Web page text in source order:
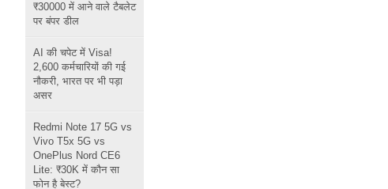
₹30000 में आने वाले टैबलेट
पर बंपर डील
AI की चपेट में Visa!
2,600 कर्मचारियों की गई
नौकरी, भारत पर भी पड़ा
असर
Redmi Note 17 5G vs
Vivo T5x 5G vs
OnePlus Nord CE6
Lite: ₹30K में कौन सा
फोन है बेस्ट?